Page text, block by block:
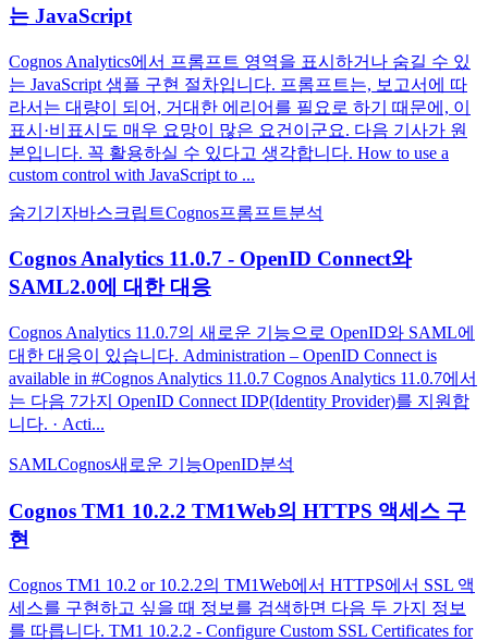
는 JavaScript
Cognos Analytics에서 프롬프트 영역을 표시하거나 숨길 수 있
는 JavaScript 샘플 구현 절차입니다. 프롬프트는, 보고서에 따
라서는 대량이 되어, 거대한 에리어를 필요로 하기 때문에, 이
표시·비표시도 매우 요망이 많은 요건이군요. 다음 기사가 원
본입니다. 꼭 활용하실 수 있다고 생각합니다. How to use a
custom control with JavaScript to ...
숨기기 자바스크립트Cognos프롬프트분석
Cognos Analytics 11.0.7 - OpenID Connect와
SAML2.0에 대한 대응
Cognos Analytics 11.0.7의 새로운 기능으로 OpenID와 SAML에
대한 대응이 있습니다. Administration – OpenID Connect is
available in #Cognos Analytics 11.0.7 Cognos Analytics 11.0.7에서
는 다음 7가지 OpenID Connect IDP(Identity Provider)를 지원합
니다. · Acti...
SAMLCognos새로운 기능OpenID분석
Cognos TM1 10.2.2 TM1Web의 HTTPS 액세스 구
현
Cognos TM1 10.2 or 10.2.2의 TM1Web에서 HTTPS에서 SSL 액
세스를 구현하고 싶을 때 정보를 검색하면 다음 두 가지 정보
를 따릅니다. TM1 10.2.2 - Configure Custom SSL Certificates for